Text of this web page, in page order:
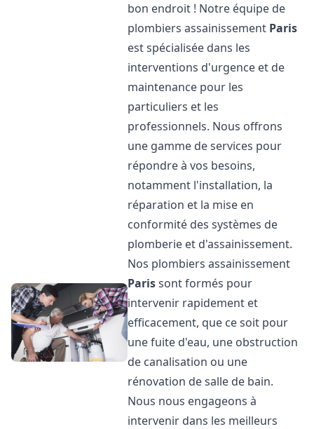
bon endroit ! Notre équipe de
plombiers assainissement Paris
est spécialisée dans les
interventions d'urgence et de
maintenance pour les
particuliers et les
professionnels. Nous offrons
une gamme de services pour
répondre à vos besoins,
notamment l'installation, la
réparation et la mise en
conformité des systèmes de
plomberie et d'assainissement.
Nos plombiers assainissement
Parissont formés pour
intervenir rapidement et
efficacement, que ce soit pour
une fuite d'eau, une obstruction
de canalisation ou une
rénovation de salle de bain.
Nous nous engageons à
intervenir dans les meilleurs